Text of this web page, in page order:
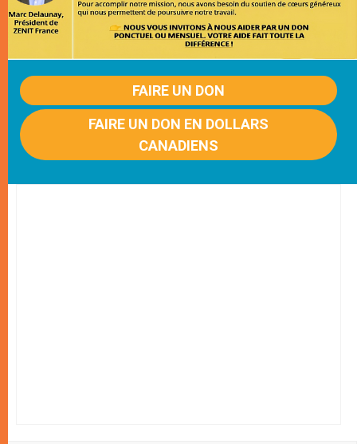
FAIRE UN DON
FAIRE UN DON EN DOLLARS
CANADIENS